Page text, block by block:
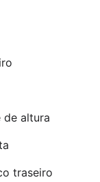
de altura
traseiro